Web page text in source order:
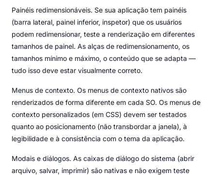
Painéis redimensionáveis. Se sua aplicação tem painéis
(barra lateral, painel inferior, inspetor) que os usuários
podem redimensionar, teste a renderização em diferentes
tamanhos de painel. As alças de redimensionamento, os
tamanhos mínimo e máximo, o conteúdo que se adapta —
tudo isso deve estar visualmente correto.
Menus de contexto. Os menus de contexto nativos são
renderizados de forma diferente em cada SO. Os menus de
contexto personalizados (em CSS) devem ser testados
quanto ao posicionamento (não transbordar a janela), à
legibilidade e à consistência com o tema da aplicação.
Modais e diálogos. As caixas de diálogo do sistema (abrir
arquivo, salvar, imprimir) são nativas e não exigem teste